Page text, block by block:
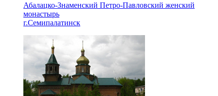
Абалацко-Знаменский Петро-Павловский женский
монастырь
г.Семипалатинск